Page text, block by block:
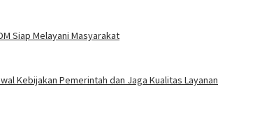
Siap Melayani Masyarakat
Kebijakan Pemerintah dan Jaga Kualitas Layanan